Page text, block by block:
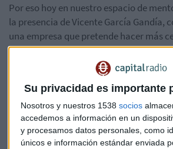
Su privacidad es importante
Nosotros y nuestros 1538 socios
accedemos a información en un
y procesamos datos personales, como
únicos e información estándar enviada
Por eso hoy en nuestro espacio de
la presencia de Vicente García Gandía,
una empresa que pretende hacer más
esa hiperconectividad en la que
Además, también nos acompaña Arturo
Director General de UDIMA, Universidad
Madrid.
Escucha la entrevista completa en
*Lo sentimos pero el audio ha sido